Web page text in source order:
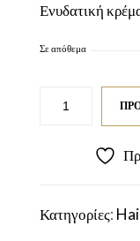
Ενυδατική
Σε απόθεμα
Cotton
Κατηγορίες: